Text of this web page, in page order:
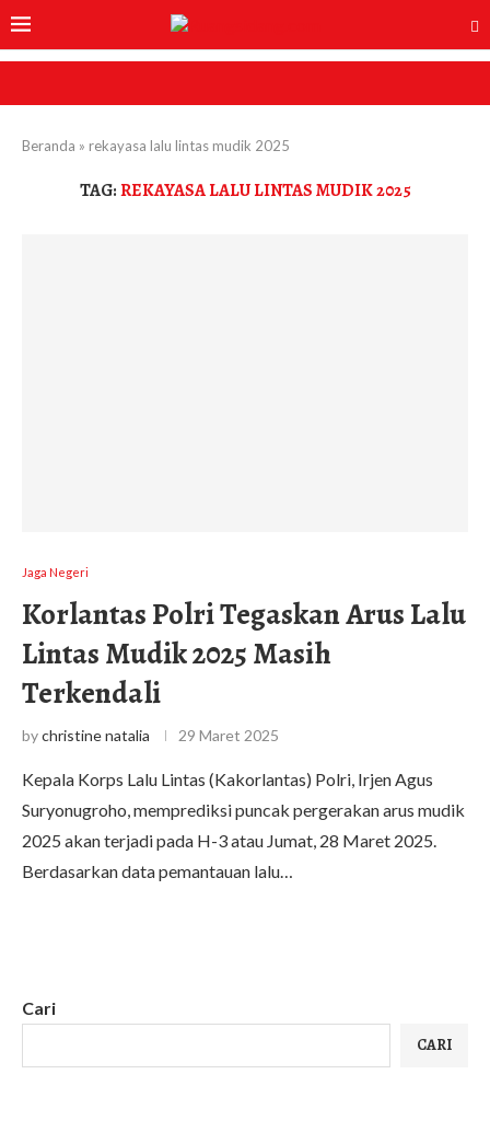
Beranda » rekayasa lalu lintas mudik 2025
TAG:REKAYASA LALU LINTAS MUDIK 2025
Jaga Negeri
Korlantas Polri Tegaskan Arus Lalu
Lintas Mudik 2025 Masih
Terkendali
bychristine natalia 29 Maret 2025
Kepala Korps Lalu Lintas (Kakorlantas) Polri, Irjen Agus
Suryonugroho, memprediksi puncak pergerakan arus mudik
2025 akan terjadi pada H-3 atau Jumat, 28 Maret 2025.
Berdasarkan data pemantauan lalu…
Cari
CARI